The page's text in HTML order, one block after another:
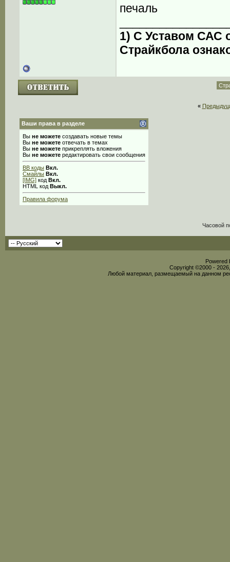
печаль
1) С Уставом САС
Страйкбола
«
Ваши права в разделе
Вы не можете создавать новые темы
Вы не можете отвечать в темах
Вы не можете прикреплять вложения
Вы не можете редактировать свои сообщения
BB коды Вкл.
Смайлы Вкл.
[IMG] код Вкл.
HTML код Выкл.
Правила форума
Часовой
Powered
Copyright ©2000 -
Любой материал, размещаемый на данном